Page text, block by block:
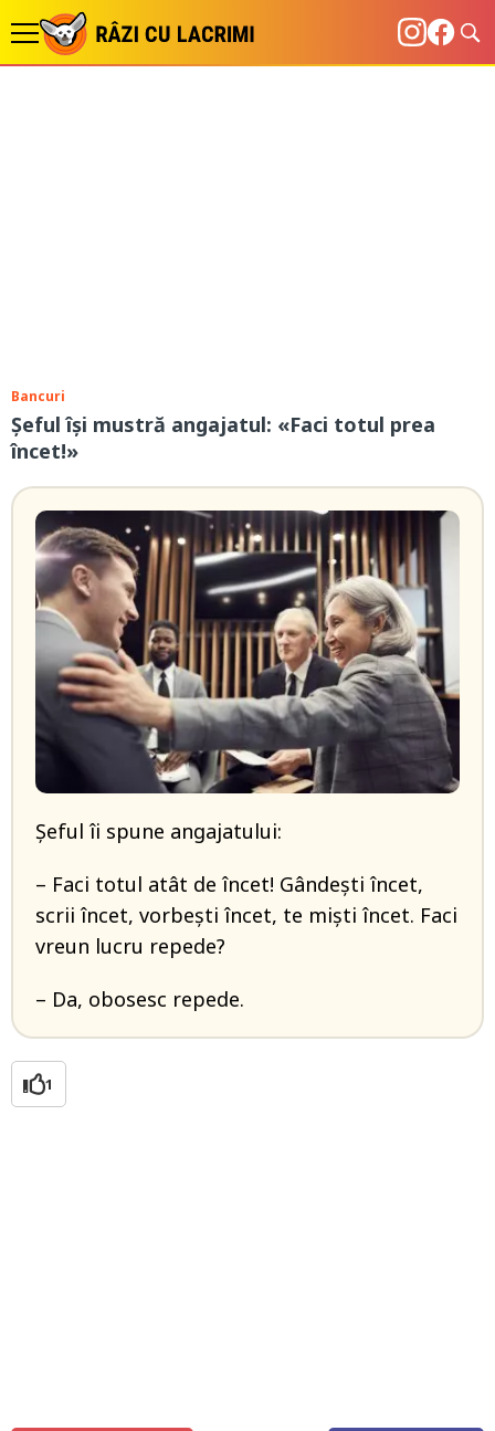
Bancuri
Șeful își mustră angajatul: «Faci totul prea
încet!»
Șeful îi spune angajatului:
– Faci totul atât de încet! Gândești încet,
scrii încet, vorbești încet, te miști încet. Faci
vreun lucru repede?
– Da, obosesc repede.
1